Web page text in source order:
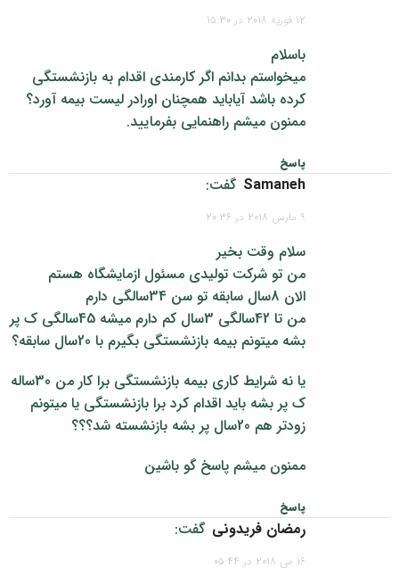
12 فوریه 2018 در 15:30
باسلام
میخواستم بدانم اگر کارمندی اقدام به بازنشستگی
کرده باشد آیاباید همچنان اورادر لیست بیمه آورد؟
ممنون میشم راهنمایی بفرمایید.
پاسخ
samaneh گفت:
9 مارس 2018 در 20:36
سلام وقت بخیر
من تو شرکت تولیدی مسئول ازمایشگاه هستم
الان 8سال سابقه تو سن 34سالگی دارم
من تا 42سالگی 3سال کم دارم میشه 45سالگی ک پر
بشه میتونم بیمه بازنشستگی بگیرم با 20سال سابقه؟
یا نه شرایط کاری بیمه بازنشستگی برا کار من 30ساله
ک پر بشه باید اقدام کرد برا بازنشستگی یا میتونم
زودتر هم 20سال پر بشه بازنشسته شد؟؟؟
ممنون میشم پاسخ گو باشین
پاسخ
رمضان فریدونی گفت:
16 می 2018 در 05:44